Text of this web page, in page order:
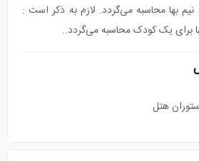
بها محاسبه می‌گردد. لازم به ذکر است :
برای یک کودک محاسبه می‌گردد..
هتل